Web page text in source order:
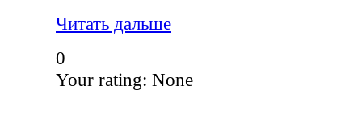
Читать дальше
0
Your rating: None